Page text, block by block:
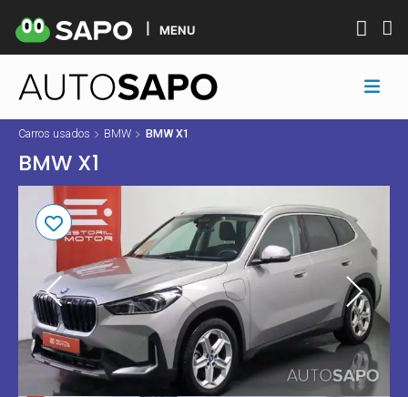
MENU
Carros usados BMW BMW X1
BMW X1